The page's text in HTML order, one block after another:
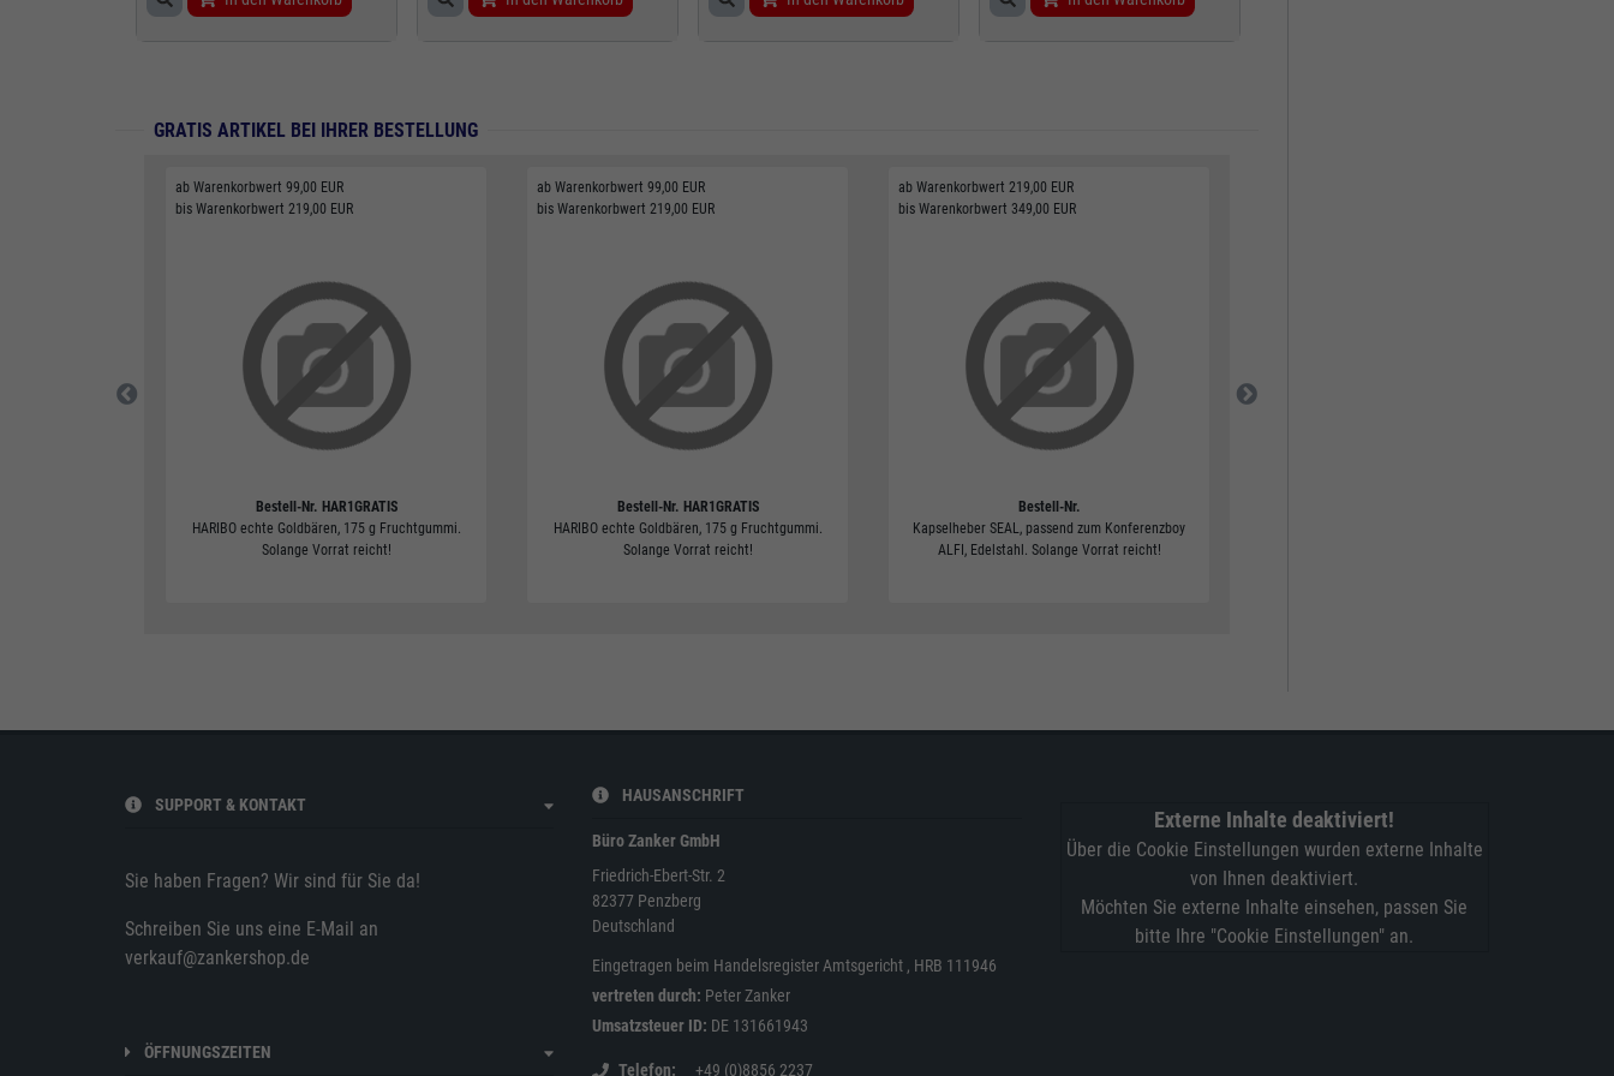
GRATIS ARTIKEL BEI IHRER BESTELLUNG
ab Warenkorbwert 99,00 EUR
bis Warenkorbwert 219,00 EUR
Bestell-Nr. HAR1GRATIS
HARIBO echte Goldbären, 175 g Fruchtgummi.
Solange Vorrat reicht!
ab Warenkorbwert 99,00 EUR
bis Warenkorbwert 219,00 EUR
Bestell-Nr. HAR1GRATIS
HARIBO echte Goldbären, 175 g Fruchtgummi.
Solange Vorrat reicht!
ab Warenkorbwert 219,00 EUR
bis Warenkorbwert 349,00 EUR
Bestell-Nr.
Kapselheber SEAL, passend zum Konferenzboy
ALFI, Edelstahl. Solange Vorrat reicht!
SUPPORT & KONTAKT
Sie haben Fragen? Wir sind für Sie da!
Schreiben Sie uns eine E-Mail an
verkauf@zankershop.de
ÖFFNUNGSZEITEN
HAUSANSCHRIFT
Büro Zanker GmbH
Friedrich-Ebert-Str. 2
82377 Penzberg
Deutschland
Eingetragen beim Handelsregister Amtsgericht , HRB 111946
vertreten durch: Peter Zanker
Umsatzsteuer ID: DE 131661943
Telefon +49 (0)8856 2237
Externe Inhalte deaktiviert!
Über die Cookie Einstellungen wurden externe Inhalte
von Ihnen deaktiviert.
Möchten Sie externe Inhalte einsehen, passen Sie
bitte Ihre "Cookie Einstellungen" an.